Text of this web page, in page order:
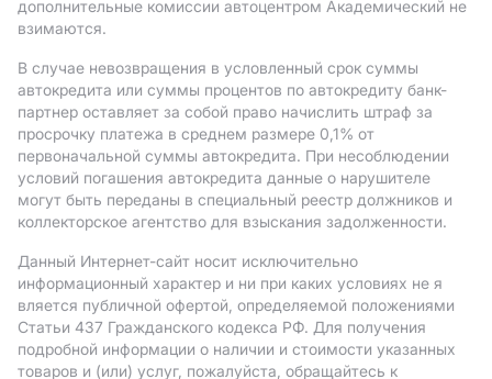
дополнительные комиссии автоцентром Академический не
взимаются.
В случае невозвращения в условленный срок суммы
автокредита или суммы процентов по автокредиту банк-
партнер оставляет за собой право начислить штраф за
просрочку платежа в среднем размере 0,1% от
первоначальной суммы автокредита. При несоблюдении
условий погашения автокредита данные о нарушителе
могут быть переданы в специальный реестр должников и
коллекторское агентство для взыскания задолженности.
Данный Интернет-сайт носит исключительно
информационный характер и ни при каких условиях не я
вляется публичной офертой, определяемой положениями
Статьи 437 Гражданского кодекса РФ. Для получения
подробной информации о наличии и стоимости указанных
товаров и (или) услуг, пожалуйста, обращайтесь к